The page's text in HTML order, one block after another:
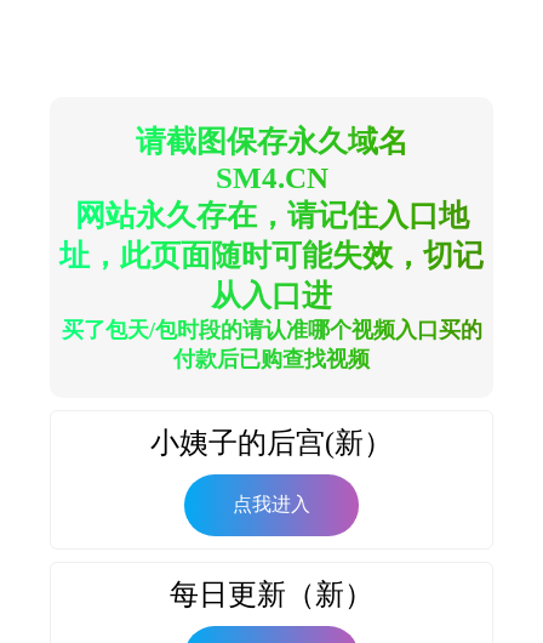
请截图保存永久域名
SM4.CN
网站永久存在，请记住入口地
址，此页面随时可能失效，切记
从入口进
买了包天/包时段的请认准哪个视频入口买的
付款后已购查找视频
小姨子的后宫(新）
点我进入
每日更新（新）